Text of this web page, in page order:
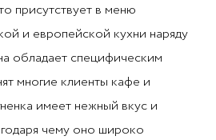
присутствует в меню
и европейской кухни наряду
обладает специфическим
многие клиенты кафе и
имеет нежный вкус и
чему оно широко